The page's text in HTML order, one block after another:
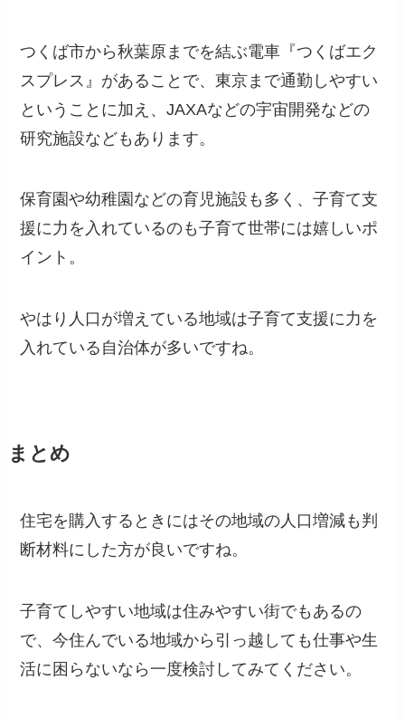
つくば市から秋葉原までを結ぶ電車『つくばエク
スプレス』があることで、東京まで通勤しやすい
ということに加え、JAXAなどの宇宙開発などの
研究施設などもあります。
保育園や幼稚園などの育児施設も多く、子育て支
援に力を入れているのも子育て世帯には嬉しいポ
イント。
やはり人口が増えている地域は子育て支援に力を
入れている自治体が多いですね。
まとめ
住宅を購入するときにはその地域の人口増減も判
断材料にした方が良いですね。
子育てしやすい地域は住みやすい街でもあるの
で、今住んでいる地域から引っ越しても仕事や生
活に困らないなら一度検討してみてください。